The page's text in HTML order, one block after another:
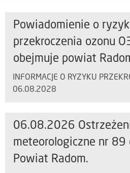
Powiadomienie o
przekroczenia ozonu
obejmuje powiat
INFORMACJE O RYZYKU
06.08.2028
06.08.2026
meteorologiczne nr 89
Powiat Radom.